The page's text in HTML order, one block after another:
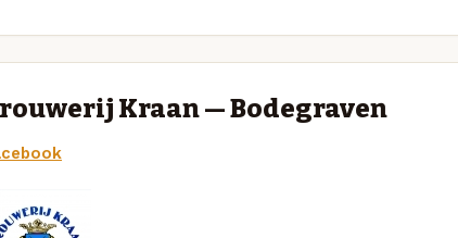
Kraan — Bodegraven